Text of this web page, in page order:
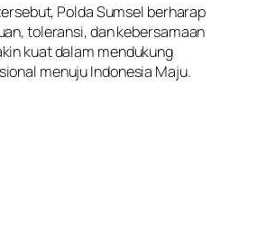
Polda Sumsel berharap
toleransi, dan kebersamaan
kuat dalam mendukung
menuju Indonesia Maju.